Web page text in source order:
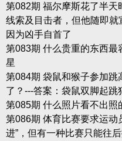
第082期 福尔摩斯花了半
线索及目击者，但他随即就
因为凶手自首了
第083期 什么贵重的东西最
星
第084期 袋鼠和猴子参加跳
了？---答案：袋鼠双脚起跳
第085期 什么照片看不出照
第086期 体育比赛要求运动
进”，但有一种比赛只能往